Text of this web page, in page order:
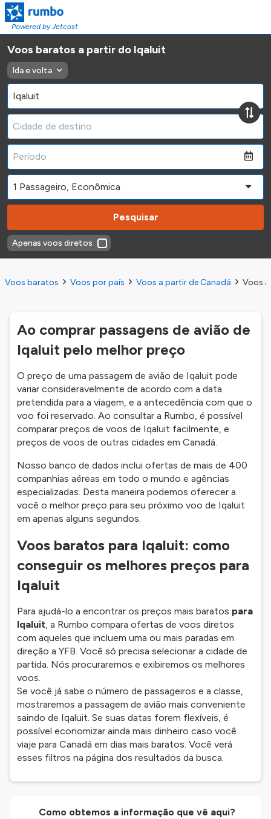
Powered by Jetcost
Voos baratos a partir do Iqaluit
Ida e volta
Pesquisar
Apenas voos diretos
Voos baratos Voos por país Voos a partir de Canadá Voos
Ao comprar passagens de avião de
Iqaluit pelo melhor preço
O preço de uma passagem de avião de Iqaluit pode
variar consideravelmente de acordo com a data
pretendida para a viagem, e a antecedência com que o
voo foi reservado. Ao consultar a Rumbo, é possível
comparar preços de voos de Iqaluit facilmente, e
preços de voos de outras cidades em Canadá.
Nosso banco de dados inclui ofertas de mais de 400
companhias aéreas em todo o mundo e agências
especializadas. Desta maneira podemos oferecer a
você o melhor preço para seu próximo voo de Iqaluit
em apenas alguns segundos.
Voos baratos para Iqaluit: como
conseguir os melhores preços para
Iqaluit
Para ajudá-lo a encontrar os preços mais baratos para
Iqaluit, a Rumbo compara ofertas de voos diretos
com aqueles que incluem uma ou mais paradas em
direção a YFB. Você só precisa selecionar a cidade de
partida. Nós procuraremos e exibiremos os melhores
voos.
Se você já sabe o número de passageiros e a classe,
mostraremos a passagem de avião mais conveniente
saindo de Iqaluit. Se suas datas forem flexíveis, é
possível economizar ainda mais dinheiro caso você
viaje para Canadá em dias mais baratos. Você verá
esses filtros na página dos resultados da busca.
Como obtemos a informação que vê aqui?